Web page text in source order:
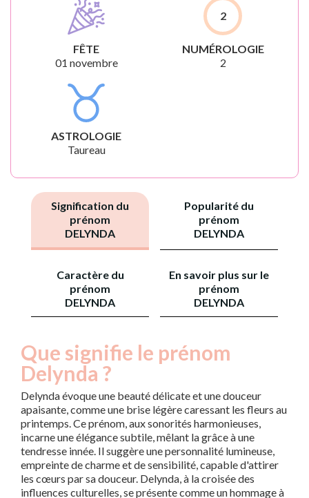
FÊTE
01 novembre
2
NUMÉROLOGIE
2
ASTROLOGIE
Taureau
Signification du
prénom
DELYNDA
Popularité du
prénom
DELYNDA
Caractère du
prénom
DELYNDA
En savoir plus sur le
prénom
DELYNDA
Que signifie le prénom
Delynda ?
Delynda évoque une beauté délicate et une douceur
apaisante, comme une brise légère caressant les fleurs au
printemps. Ce prénom, aux sonorités harmonieuses,
incarne une élégance subtile, mêlant la grâce à une
tendresse innée. Il suggère une personnalité lumineuse,
empreinte de charme et de sensibilité, capable d'attirer
les cœurs par sa douceur. Delynda, à la croisée des
influences culturelles, se présente comme un hommage à